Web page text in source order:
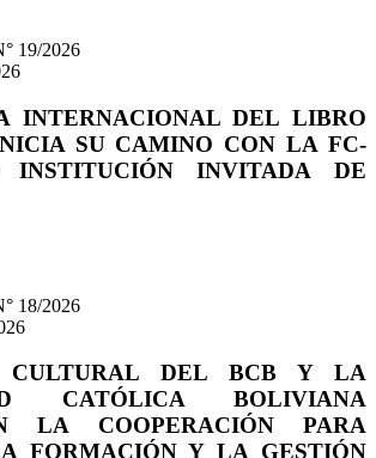
19/2026
INTERNACIONAL DEL LIBRO
SU CAMINO CON LA FC-
INVITADA DE
18/2026
CULTURAL DEL BCB Y LA
CATÓLICA BOLIVIANA
LA COOPERACIÓN PARA
FORMACIÓN Y LA GESTIÓN